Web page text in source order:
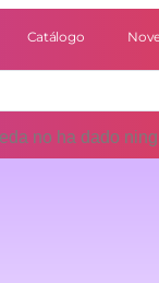
Catálogo
no ha dado